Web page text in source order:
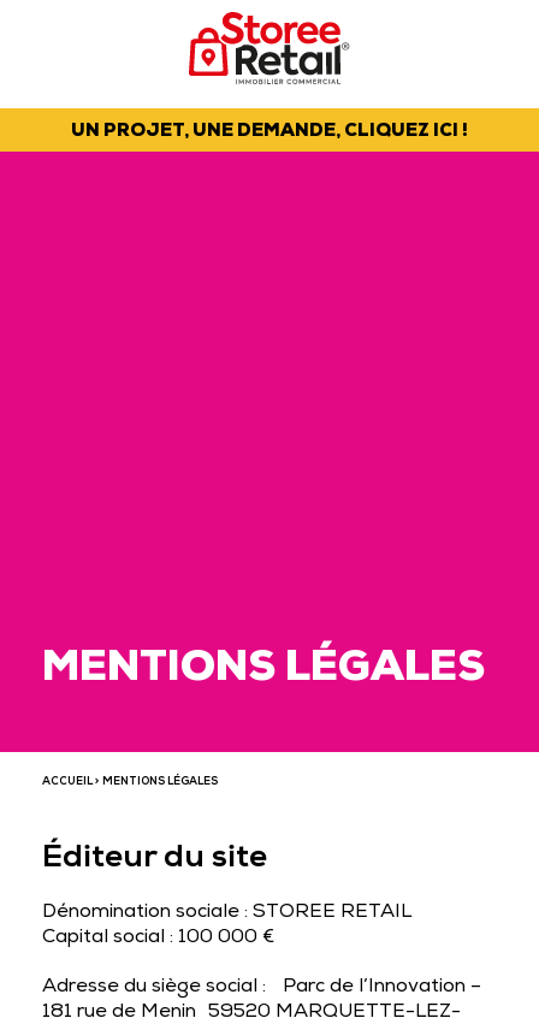
UN PROJET, UNE DEMANDE, CLIQUEZ ICI !
MENTIONS LÉGALES
ACCUEIL> MENTIONS LÉGALES
Éditeur du site
Dénomination sociale : STOREE RETAIL
Capital social : 100 000 €
Adresse du siège social : Parc de l’Innovation –
181 rue de Menin 59520 MARQUETTE-LEZ-